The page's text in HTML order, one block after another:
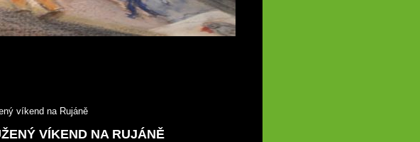
víkend na Rujáně
VÍKEND NA RUJÁNĚ